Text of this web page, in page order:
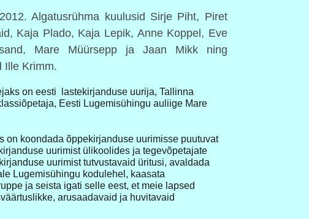
Algatusrühma kuulusid Sirje Piht, Piret
Kaja Plado, Kaja Lepik, Anne Koppel, Eve
Mare Müürsepp ja Jaan Mikk ning
Ille Krimm.
on eesti lastekirjanduse uurija, Tallinna
Eesti Lugemisühingu auliige Mare
on koondada õppekirjanduse uurimisse puutuvat
uurimist ülikoolides ja tegevõpetajate
uurimist tutvustavaid üritusi, avaldada
Lugemisühingu kodulehel, kaasata
ja seista igati selle eest, et meie lapsed
arusaadavaid ja huvitavaid